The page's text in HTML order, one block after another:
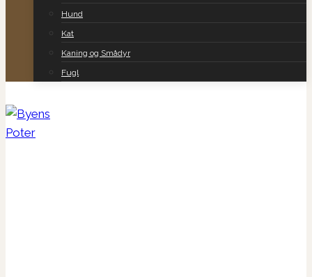
Hund
Kat
Kaning og Smådyr
Fugl